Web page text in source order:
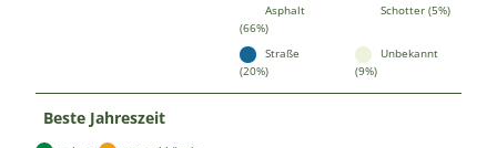
Asphalt
(66%)
Schotter (5%)
Straße
(20%)
Unbekannt
(9%)
Beste Jahreszeit